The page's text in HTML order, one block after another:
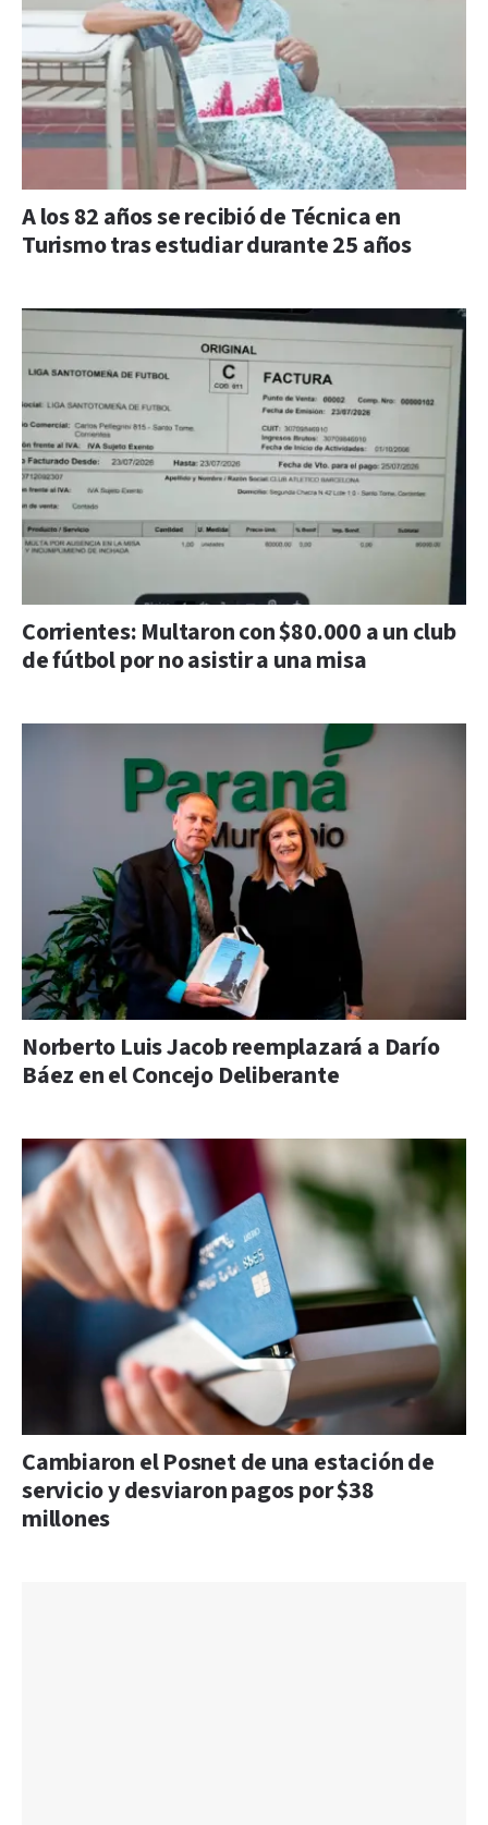
A los 82 años se recibió de Técnica en
Turismo tras estudiar durante 25 años
Corrientes: Multaron con $80.000 a un club
de fútbol por no asistir a una misa
Norberto Luis Jacob reemplazará a Darío
Báez en el Concejo Deliberante
Cambiaron el Posnet de una estación de
servicio y desviaron pagos por $38
millones